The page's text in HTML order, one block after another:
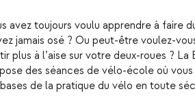
avez toujours voulu apprendre à faire
jamais osé ? Ou peut-être voulez-
plus à l’aise sur votre deux-roues ? La
des séances de vélo-école où
de la pratique du vélo en toute